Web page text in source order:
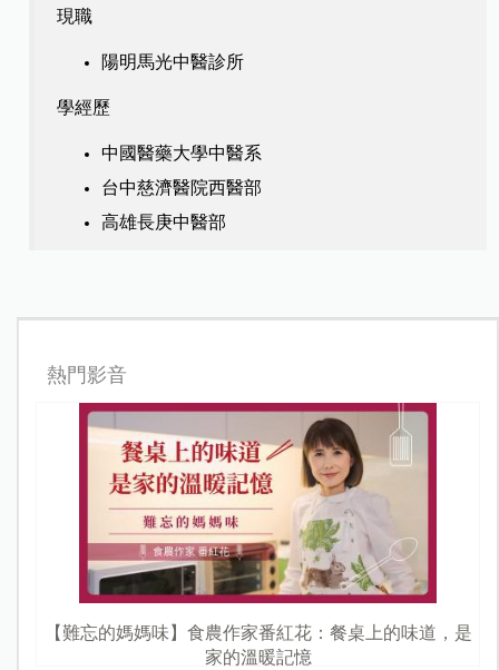
現職
陽明馬光中醫診所
學經歷
中國醫藥大學中醫系
台中慈濟醫院西醫部
高雄長庚中醫部
熱門影音
【難忘的媽媽味】食農作家番紅花：餐桌上的味道，是
家的溫暖記憶